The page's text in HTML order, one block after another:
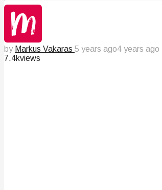
by Markus Vakaras 5 years ago4 years ago
7.4kviews